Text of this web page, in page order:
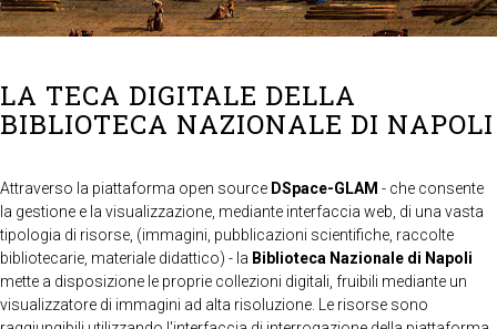
LA TECA DIGITALE DELLA
BIBLIOTECA NAZIONALE DI NAPOLI
Attraverso la piattaforma open source DSpace-GLAM - che consente
la gestione e la visualizzazione, mediante interfaccia web, di una vasta
tipologia di risorse, (immagini, pubblicazioni scientifiche, raccolte
bibliotecarie, materiale didattico) - la Biblioteca Nazionale di Napoli
mette a disposizione le proprie collezioni digitali, fruibili mediante un
visualizzatore di immagini ad alta risoluzione. Le risorse sono